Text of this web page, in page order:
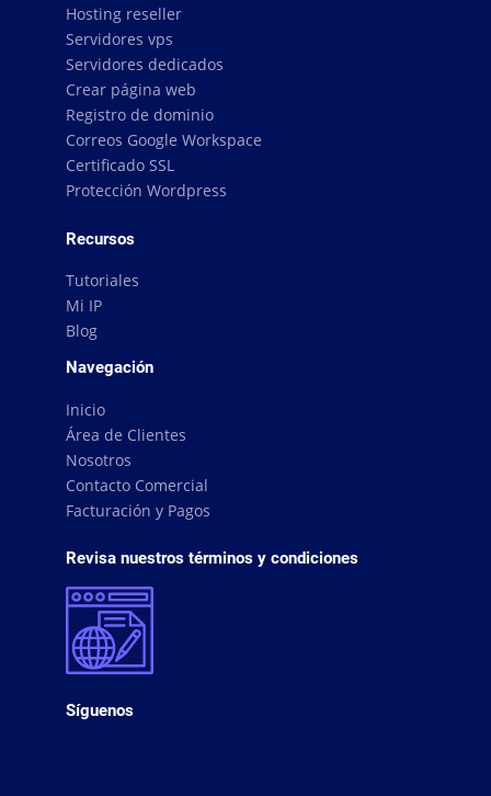
Hosting reseller
Servidores vps
Servidores dedicados
Crear página web
Registro de dominio
Correos Google Workspace
Certificado SSL
Protección Wordpress
Recursos
Tutoriales
Mi IP
Blog
Navegación
Inicio
Área de Clientes
Nosotros
Contacto Comercial
Facturación y Pagos
Revisa nuestros términos y condiciones
Síguenos